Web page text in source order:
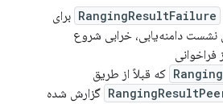
برای
دامنه‌یابی، خرابی شروع
که قبلاً از طریق
گزارش شده